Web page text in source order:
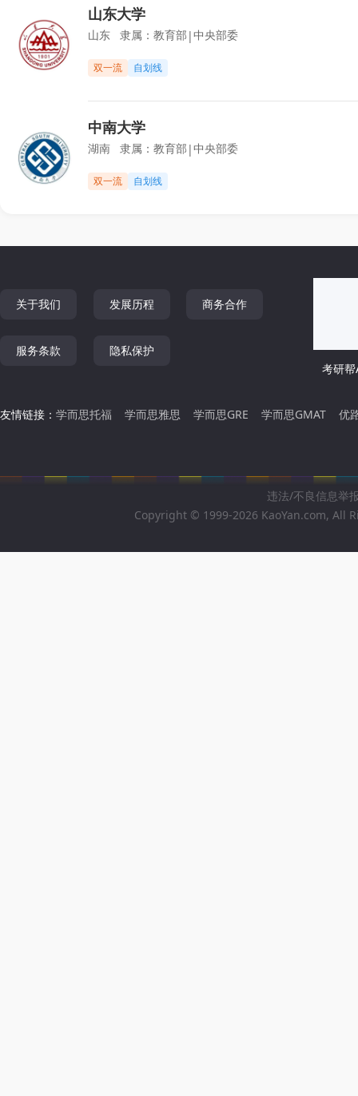
山东大学
山东 隶属： 教育部 |中央部委
双一流 自划线
中南大学
湖南 隶属： 教育部 |中央部委
双一流 自划线
关于我们 发展历程 商务合作
服务条款
隐私保护
考研帮
友情链接： 学而思托福 学而思雅思 学而思GRE 学而思GMAT 优
违法/不良信息举
Copyright © 1999-2026 KaoYan.com, All